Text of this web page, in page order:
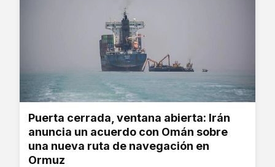
Puerta cerrada, ventana abierta: Irán
anuncia un acuerdo con Omán sobre
una nueva ruta de navegación en
Ormuz